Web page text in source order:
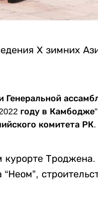
Х зимних
Генеральной
году в
комитета РК.
Троджена.